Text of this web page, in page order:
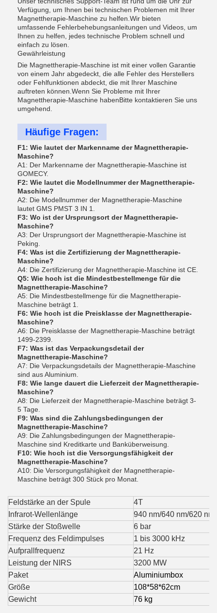
Verfügung, um Ihnen bei technischen Problemen mit Ihrer
Magnettherapie-Maschine zu helfen.Wir bieten
umfassende Fehlerbehebungsanleitungen und Videos, um
Ihnen zu helfen, jedes technische Problem schnell und
einfach zu lösen.
Gewährleistung
Die Magnettherapie-Maschine ist mit einer vollen Garantie
von einem Jahr abgedeckt, die alle Fehler des Herstellers
oder Fehlfunktionen abdeckt, die mit Ihrer Maschine
auftreten können.Wenn Sie Probleme mit Ihrer
Magnettherapie-Maschine habenBitte kontaktieren Sie uns
umgehend.
Häufige Fragen:
F1: Wie lautet der Markenname der Magnettherapie-
Maschine?
A1: Der Markenname der Magnettherapie-Maschine ist
GOMECY.
F2: Wie lautet die Modellnummer der Magnettherapie-
Maschine?
A2: Die Modellnummer der Magnettherapie-Maschine
lautet GMS PMST 3 IN 1.
F3: Wo ist der Ursprungsort der Magnettherapie-
Maschine?
A3: Der Ursprungsort der Magnettherapie-Maschine ist
Peking.
F4: Was ist die Zertifizierung der Magnettherapie-
Maschine?
A4: Die Zertifizierung der Magnettherapie-Maschine ist CE.
Q5: Wie hoch ist die Mindestbestellmenge für die
Magnettherapie-Maschine?
A5: Die Mindestbestellmenge für die Magnettherapie-
Maschine beträgt 1.
F6: Wie hoch ist die Preisklasse der Magnettherapie-
Maschine?
A6: Die Preisklasse der Magnettherapie-Maschine beträgt
1499-2399.
F7: Was ist das Verpackungsdetail der
Magnettherapie-Maschine?
A7: Die Verpackungsdetails der Magnettherapie-Maschine
sind aus Aluminium.
F8: Wie lange dauert die Lieferzeit der Magnettherapie-
Maschine?
A8: Die Lieferzeit der Magnettherapie-Maschine beträgt 3-
5 Tage.
F9: Was sind die Zahlungsbedingungen der
Magnettherapie-Maschine?
A9: Die Zahlungsbedingungen der Magnettherapie-
Maschine sind Kreditkarte und Banküberweisung.
F10: Wie hoch ist die Versorgungsfähigkeit der
Magnettherapie-Maschine?
A10: Die Versorgungsfähigkeit der Magnettherapie-
Maschine beträgt 300 Stück pro Monat.
Feldstärke an der Spule
4T
Infrarot-Wellenlänge
940 nm/640 nm/620 nm
Stärke der Stoßwelle
6 bar
Frequenz des Feldimpulses
1 bis 3000 kHz
Aufprallfrequenz
21 Hz
Leistung der NIRS
3200 MW
Paket
Aluminiumbox
Größe
108*58*62cm
Gewicht
76 kg